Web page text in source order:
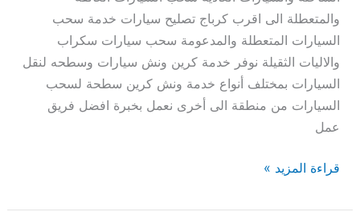
والمتعطلة الى اقرب كرباج تصليح سيارات خدمة سحب
السيارات المتعطلة والمدعومة سحب سيارات سكراب
والاليات الثقيلة نوفر خدمة كرين ونش سيارات وسطحه لنقل
السيارات بمختلف أنواع خدمة ونش كرين سطحة لسحب
السيارات من منطقة الى أخرى نعمل بخبرة افضل فريق
عمل
قراءة المزيد »